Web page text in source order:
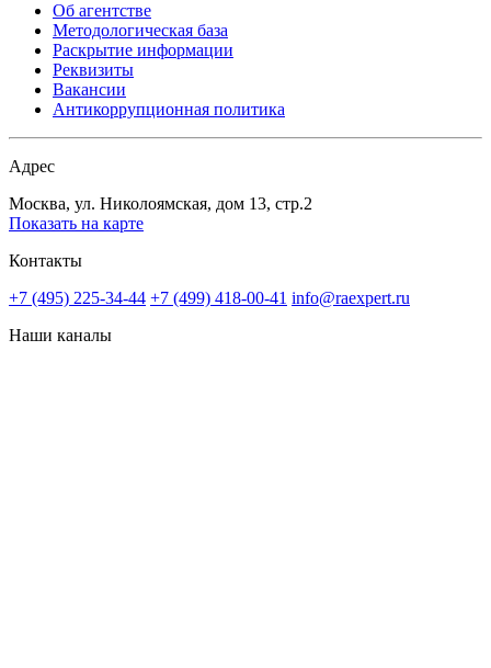
Об агентстве
Методологическая база
Раскрытие информации
Реквизиты
Вакансии
Антикоррупционная политика
Адрес
Москва, ул. Николоямская, дом 13, стр.2
Показать на карте
Контакты
+7 (495) 225-34-44 +7 (499) 418-00-41 info@raexpert.ru
Наши каналы